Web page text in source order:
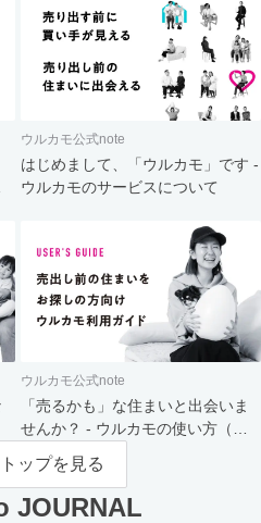
ウルカモ公式note
はじめまして、「ウルカモ」です -
ウルカモのサービスについて
ウルカモ公式note
「売るかも」な住まいと出会いま
せんか？ - ウルカモの使い方（買
主さま向け）
ップを見る
JOURNAL